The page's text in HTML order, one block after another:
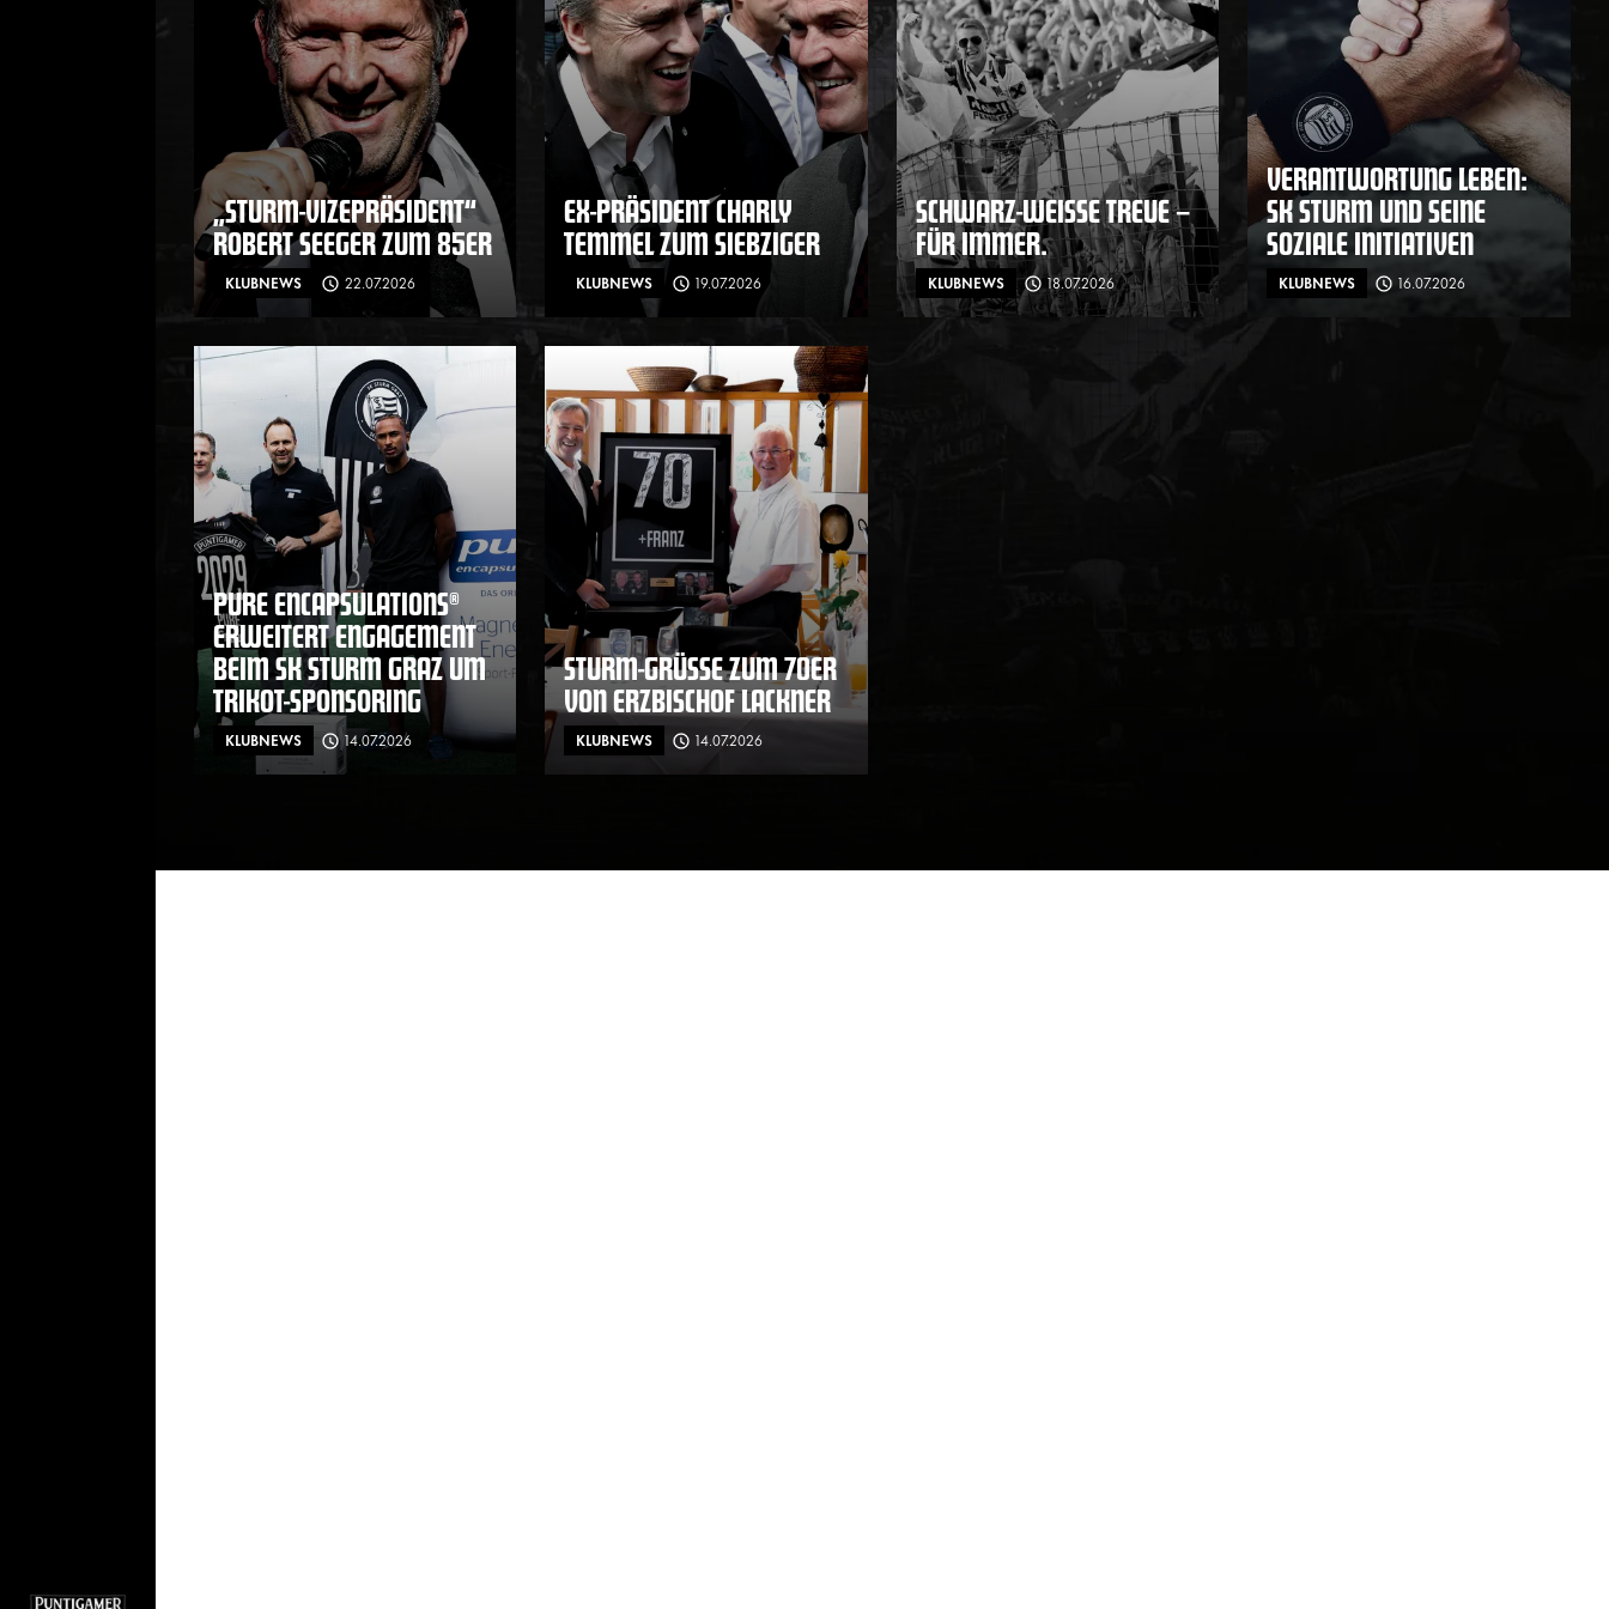
„STURM-VIZEPRÄSIDENT“
ROBERT SEEGER ZUM 85ER
KLUBNEWS 22.07.2026
EX-PRÄSIDENT CHARLY
TEMMEL ZUM SIEBZIGER
KLUBNEWS 19.07.2026
SCHWARZ-WEISSE TREUE – F
ÜR IMMER.
KLUBNEWS 18.07.2026
VERANTWORTUNG LEBEN:
SK STURM UND SEINE
SOZIALE INITIATIVEN
KLUBNEWS 16.07.2026
PURE ENCAPSULATIONS®
ERWEITERT ENGAGEMENT
BEIM SK STURM GRAZ UM
TRIKOT-SPONSORING
KLUBNEWS 14.07.2026
STURM-GRÜSSE ZUM 70ER V
ON ERZBISCHOF LACKNER
KLUBNEWS 14.07.2026